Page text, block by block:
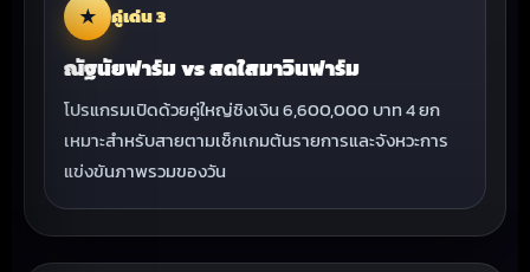
★ คู่เด่น 3
ณัฐนัยฟาร์ม vs สดใสมาวินฟาร์ม
โปรแกรมเปิดด้วยคู่ใหญ่ชิงเงิน 6,600,000 บาท 4 ยก
เหมาะสำหรับสายตามเช็กเกมต้นรายการและจังหวะการ
แข่งขันภาพรวมของวัน